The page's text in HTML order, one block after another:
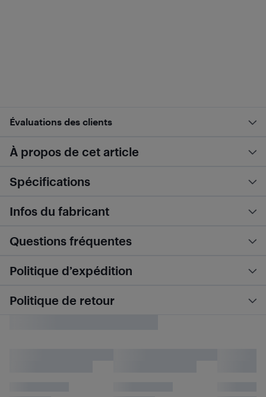
Évaluations des clients
À propos de cet article
Spécifications
Infos du fabricant
Questions fréquentes
Politique d’expédition
Politique de retour